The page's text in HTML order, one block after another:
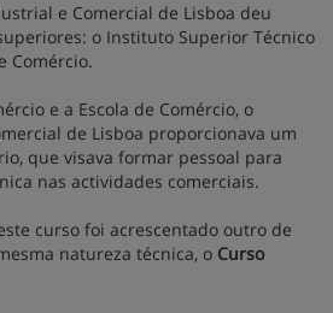
e Comercial de Lisboa deu
o Instituto Superior Técnico
Comércio.
e a Escola de Comércio, o
de Lisboa proporcionava um
que visava formar pessoal para
nas actividades comerciais.
curso foi acrescentado outro de
natureza técnica, o Curso